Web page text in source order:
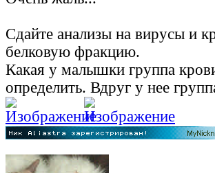
Сдайте анализы на вирусы и
белковую фракцию.
Какая у малышки группа
определить. Вдруг у нее